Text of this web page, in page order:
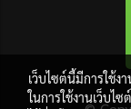
เว็บไซต์นี้มีการใช้
ในการใช้งานเว็บไ